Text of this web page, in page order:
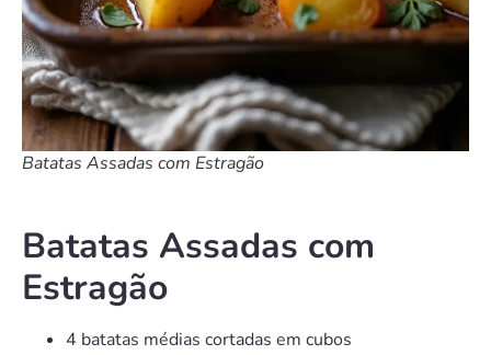
Batatas Assadas com Estragão
Batatas Assadas com
Estragão
4 batatas médias cortadas em cubos